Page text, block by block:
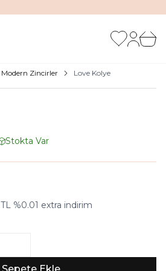
Favorilerim
Hesabım
Modern Zincirler Love Kolye
Stokta Var
TL %0.01 extra indirim